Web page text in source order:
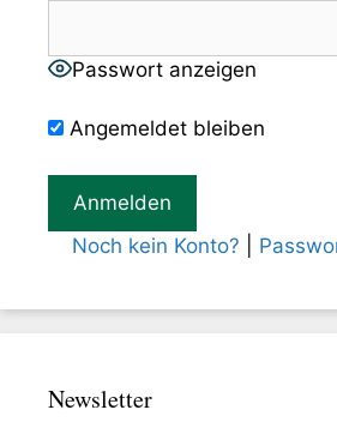
Passwort anzeigen
Angemeldet bleiben
Noch kein Konto?
Newsletter